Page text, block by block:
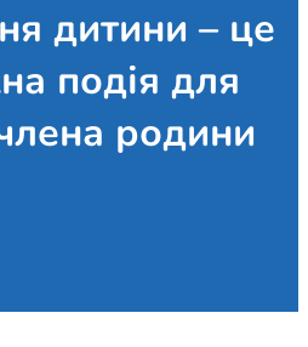
дитини – це
подія для
родини